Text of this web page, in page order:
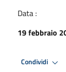
Data :
19 febbraio
Condividi